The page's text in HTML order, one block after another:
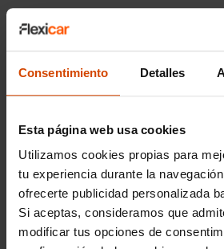
Consentimiento Detalles
Esta página web usa cookies
Utilizamos cookies propias para
tu experiencia durante la
ofrecerte publicidad personalizada
Si aceptas, consideramos que
modificar tus opciones de
Actualmente en Flexicar Córdoba,
Peugeot 3008
dependiendo del año de
versión.
Flexicar asegura precios
especiales y promociones para
Otras marcas y
modelos